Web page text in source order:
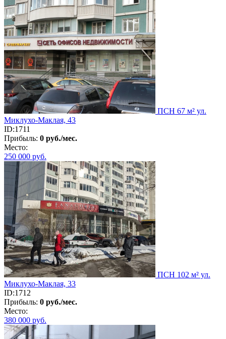
ПСН 67 м² ул.
Миклухо-Маклая, 43
ID:1711
Прибыль: 0 руб./мес.
Место:
250 000 руб.
ПСН 102 м² ул.
Миклухо-Маклая, 33
ID:1712
Прибыль: 0 руб./мес.
Место:
380 000 руб.